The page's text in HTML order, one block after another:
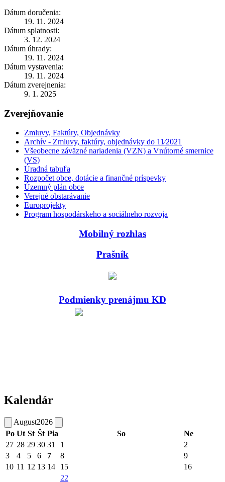
Dátum doručenia:
19. 11. 2024
Dátum splatnosti:
3. 12. 2024
Dátum úhrady:
19. 11. 2024
Dátum vystavenia:
19. 11. 2024
Dátum zverejnenia:
9. 1. 2025
Zverejňovanie
Zmluvy, Faktúry, Objednávky
Archív - Zmluvy, faktúry, objednávky do 11⁄2021
Všeobecne záväzné nariadenia (VZN) a Vnútorné smernice
(VS)
Úradná tabuľa
Rozpočet obce, dotácie a finančné príspevky
Územný plán obce
Verejné obstarávanie
Europrojekty
Program hospodárskeho a sociálneho rozvoja
Mobilný rozhlas
Prašník
Podmienky prenájmu KD
Kalendár
August2026
Po Ut St Št Pia So
Ne
27 28 29 30 31 1
2
3
4 5 6 7 8
9
10 11 12 13 14 15
16
22